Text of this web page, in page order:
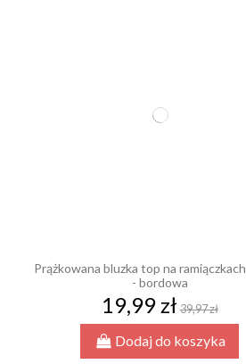
Prążkowana bluzka top na
- bordowa
19,99 zł 39,97 zł
Dodaj do koszyka